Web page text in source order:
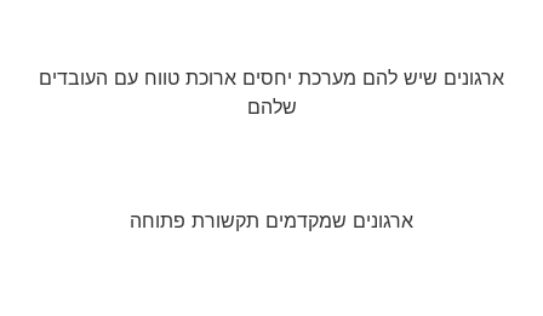
ארגונים שיש להם מערכת יחסים ארוכת טווח עם העובדים
שלהם
ארגונים שמקדמים תקשורת פתוחה